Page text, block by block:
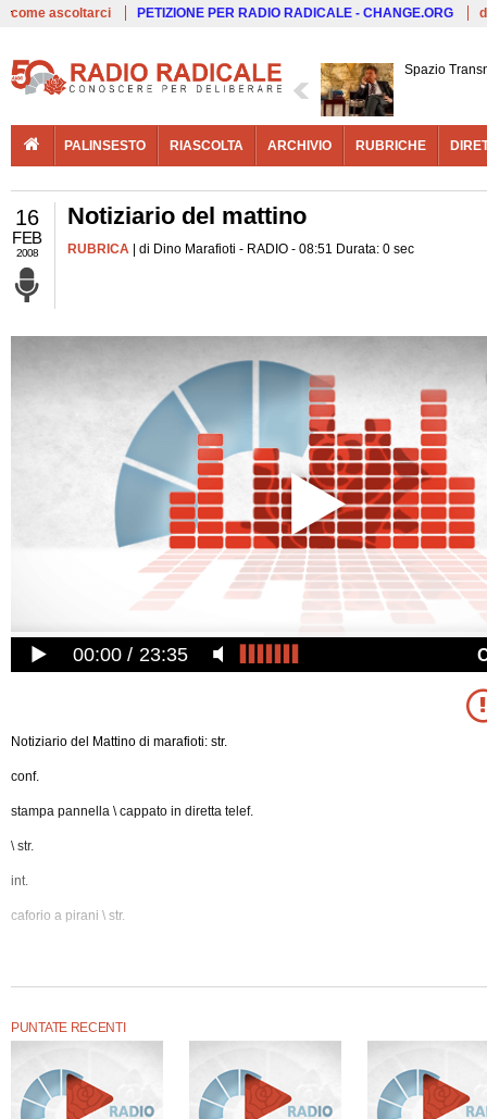
come ascoltarci PETIZIONE PER RADIO RADICALE - CHANGE.ORG
Spazio
PALINSESTO RIASCOLTA ARCHIVIO RUBRICHE
16
FEB
2008
Notiziario del mattino
RUBRICA | di Dino Marafioti - RADIO - 08:51 Durata: 0 sec
00:00 23:35
Notiziario del Mattino di marafioti: str.
conf.
stampa pannella \ cappato in diretta telef.
\ str.
int.
caforio a pirani \ str.
marafioti ad alberti.
Puntata di "Notiziario del mattino" di sabato 16 febbraio 2008 , condotta da Dino
PUNTATE RECENTI